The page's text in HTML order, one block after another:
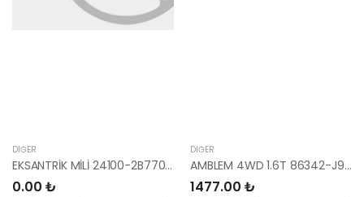
DIĞER
EKSANTRİK MİLİ 24100-2B770-HMC
0.00 ₺
DIĞER
AMBLEM 4WD 1.6T 86342-J9000-HMC
1477.00 ₺